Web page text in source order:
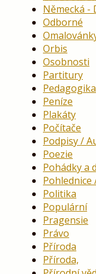
Německá -
Odborné
Orbis
Osobnosti
Partitury
Pedagogika
Peníze
Plakáty
Počítače
Podpisy /
Poezie
Pohádky a
Pohlednice
Politika
Populární
Pragensie
Právo
Příroda
Příroda,